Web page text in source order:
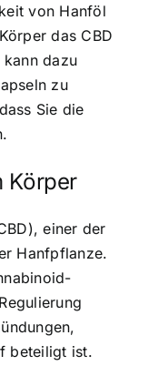
von Hanföl
das CBD
dazu
zu
Sie die
Körper
, einer der
Hanfpflanze.
beteiligt ist.